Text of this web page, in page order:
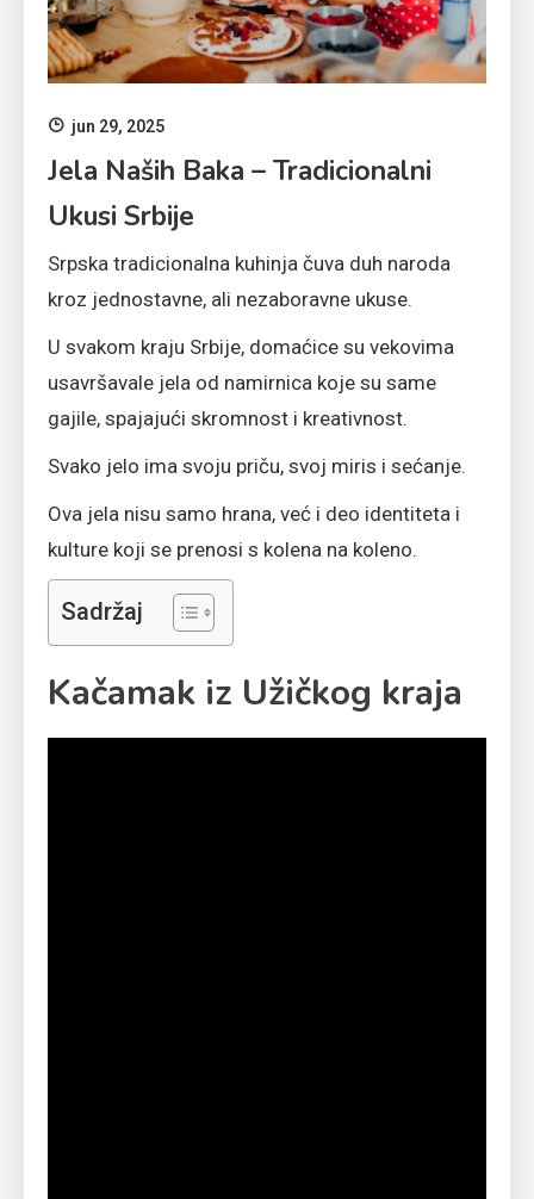
jun 29, 2025
Jela Naših Baka – Tradicionalni
Ukusi Srbije
Srpska tradicionalna kuhinja čuva duh naroda
kroz jednostavne, ali nezaboravne ukuse.
U svakom kraju Srbije, domaćice su vekovima
usavršavale jela od namirnica koje su same
gajile, spajajući skromnost i kreativnost.
Svako jelo ima svoju priču, svoj miris i sećanje.
Ova jela nisu samo hrana, već i deo identiteta i
kulture koji se prenosi s kolena na koleno.
Sadržaj
Kačamak iz Užičkog kraja